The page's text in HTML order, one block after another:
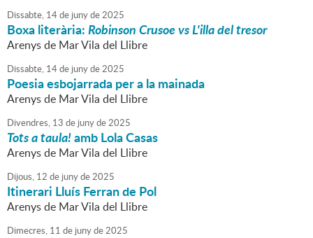
Dissabte, 14de junyde2025
Boxa literària:Robinson Crusoe vs L'illa del tresor
Arenys de Mar Vila del Llibre
Dissabte, 14de junyde2025
Poesia esbojarrada per a la mainada
Arenys de Mar Vila del Llibre
Divendres, 13 de junyde2025
Tots a taula!amb Lola Casas
Arenys de Mar Vila del Llibre
Dijous, 12 de junyde2025
Itinerari Lluís Ferran de Pol
Arenys de Mar Vila del Llibre
Dimecres, 11 de junyde2025